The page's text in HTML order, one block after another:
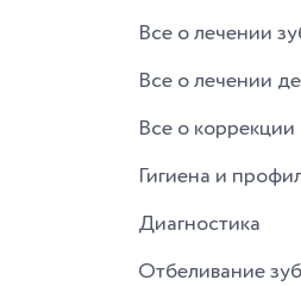
Все о лечении
Все о лечении
Все о коррекции
Гигиена и
Диагностика
Отбеливание